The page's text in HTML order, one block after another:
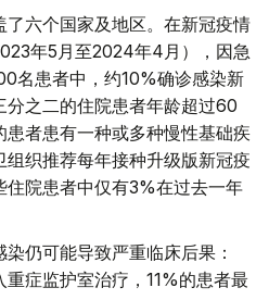
六个国家及地区。在新冠疫情
年5月至2024年4月），因急
名患者中，约10%确诊感染新
之二的住院患者年龄超过60
者患有一种或多种慢性基础疾
织推荐每年接种升级版新冠疫
住院患者中仅有3%在过去一年
仍可能导致严重临床后果：
症监护室治疗，11%的患者最